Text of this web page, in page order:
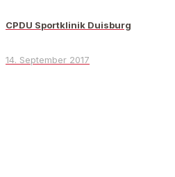
CPDU Sportklinik Duisburg
14. September 2017